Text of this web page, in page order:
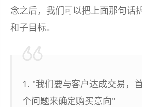
念之后，我们可以把上面那句话
和子目标。
1. "我们要与客户达成交易，
个问题来确定购买意向"